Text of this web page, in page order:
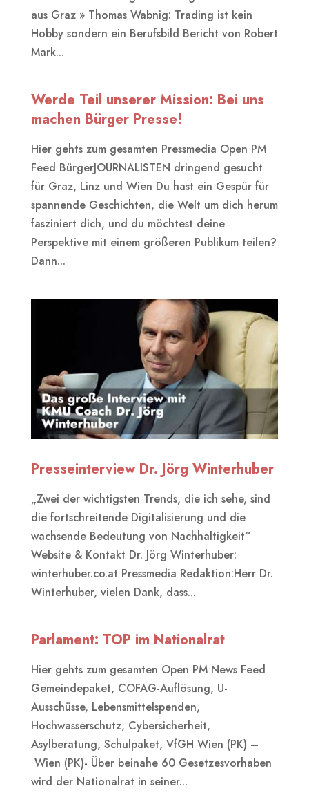
aus Graz » Thomas Wabnig: Trading ist kein
Hobby sondern ein Berufsbild Bericht von Robert
Mark...
Werde Teil unserer Mission: Bei uns
machen Bürger Presse!
Hier gehts zum gesamten Pressmedia Open PM
Feed BürgerJOURNALISTEN dringend gesucht
für Graz, Linz und Wien Du hast ein Gespür für
spannende Geschichten, die Welt um dich herum
fasziniert dich, und du möchtest deine
Perspektive mit einem größeren Publikum teilen?
Dann...
Presseinterview Dr. Jörg Winterhuber
„Zwei der wichtigsten Trends, die ich sehe, sind
die fortschreitende Digitalisierung und die
wachsende Bedeutung von Nachhaltigkeit“
Website & Kontakt Dr. Jörg Winterhuber:
winterhuber.co.at Pressmedia Redaktion:Herr Dr.
Winterhuber, vielen Dank, dass...
Parlament: TOP im Nationalrat
Hier gehts zum gesamten Open PM News Feed
Gemeindepaket, COFAG-Auflösung, U-
Ausschüsse, Lebensmittelspenden,
Hochwasserschutz, Cybersicherheit,
Asylberatung, Schulpaket, VfGH Wien (PK) –
Wien (PK)- Über beinahe 60 Gesetzesvorhaben
wird der Nationalrat in seiner...